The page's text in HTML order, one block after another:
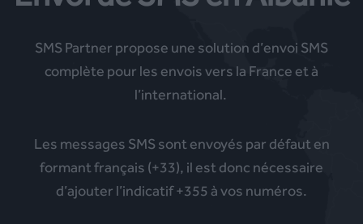
SMS Partner propose une solution d’envoi SMS
complète pour les envois vers la France et à
l’international.
Les messages SMS sont envoyés par défaut en
formant français (+33), il est donc nécessaire
d’ajouter l’indicatif +355 à vos numéros.